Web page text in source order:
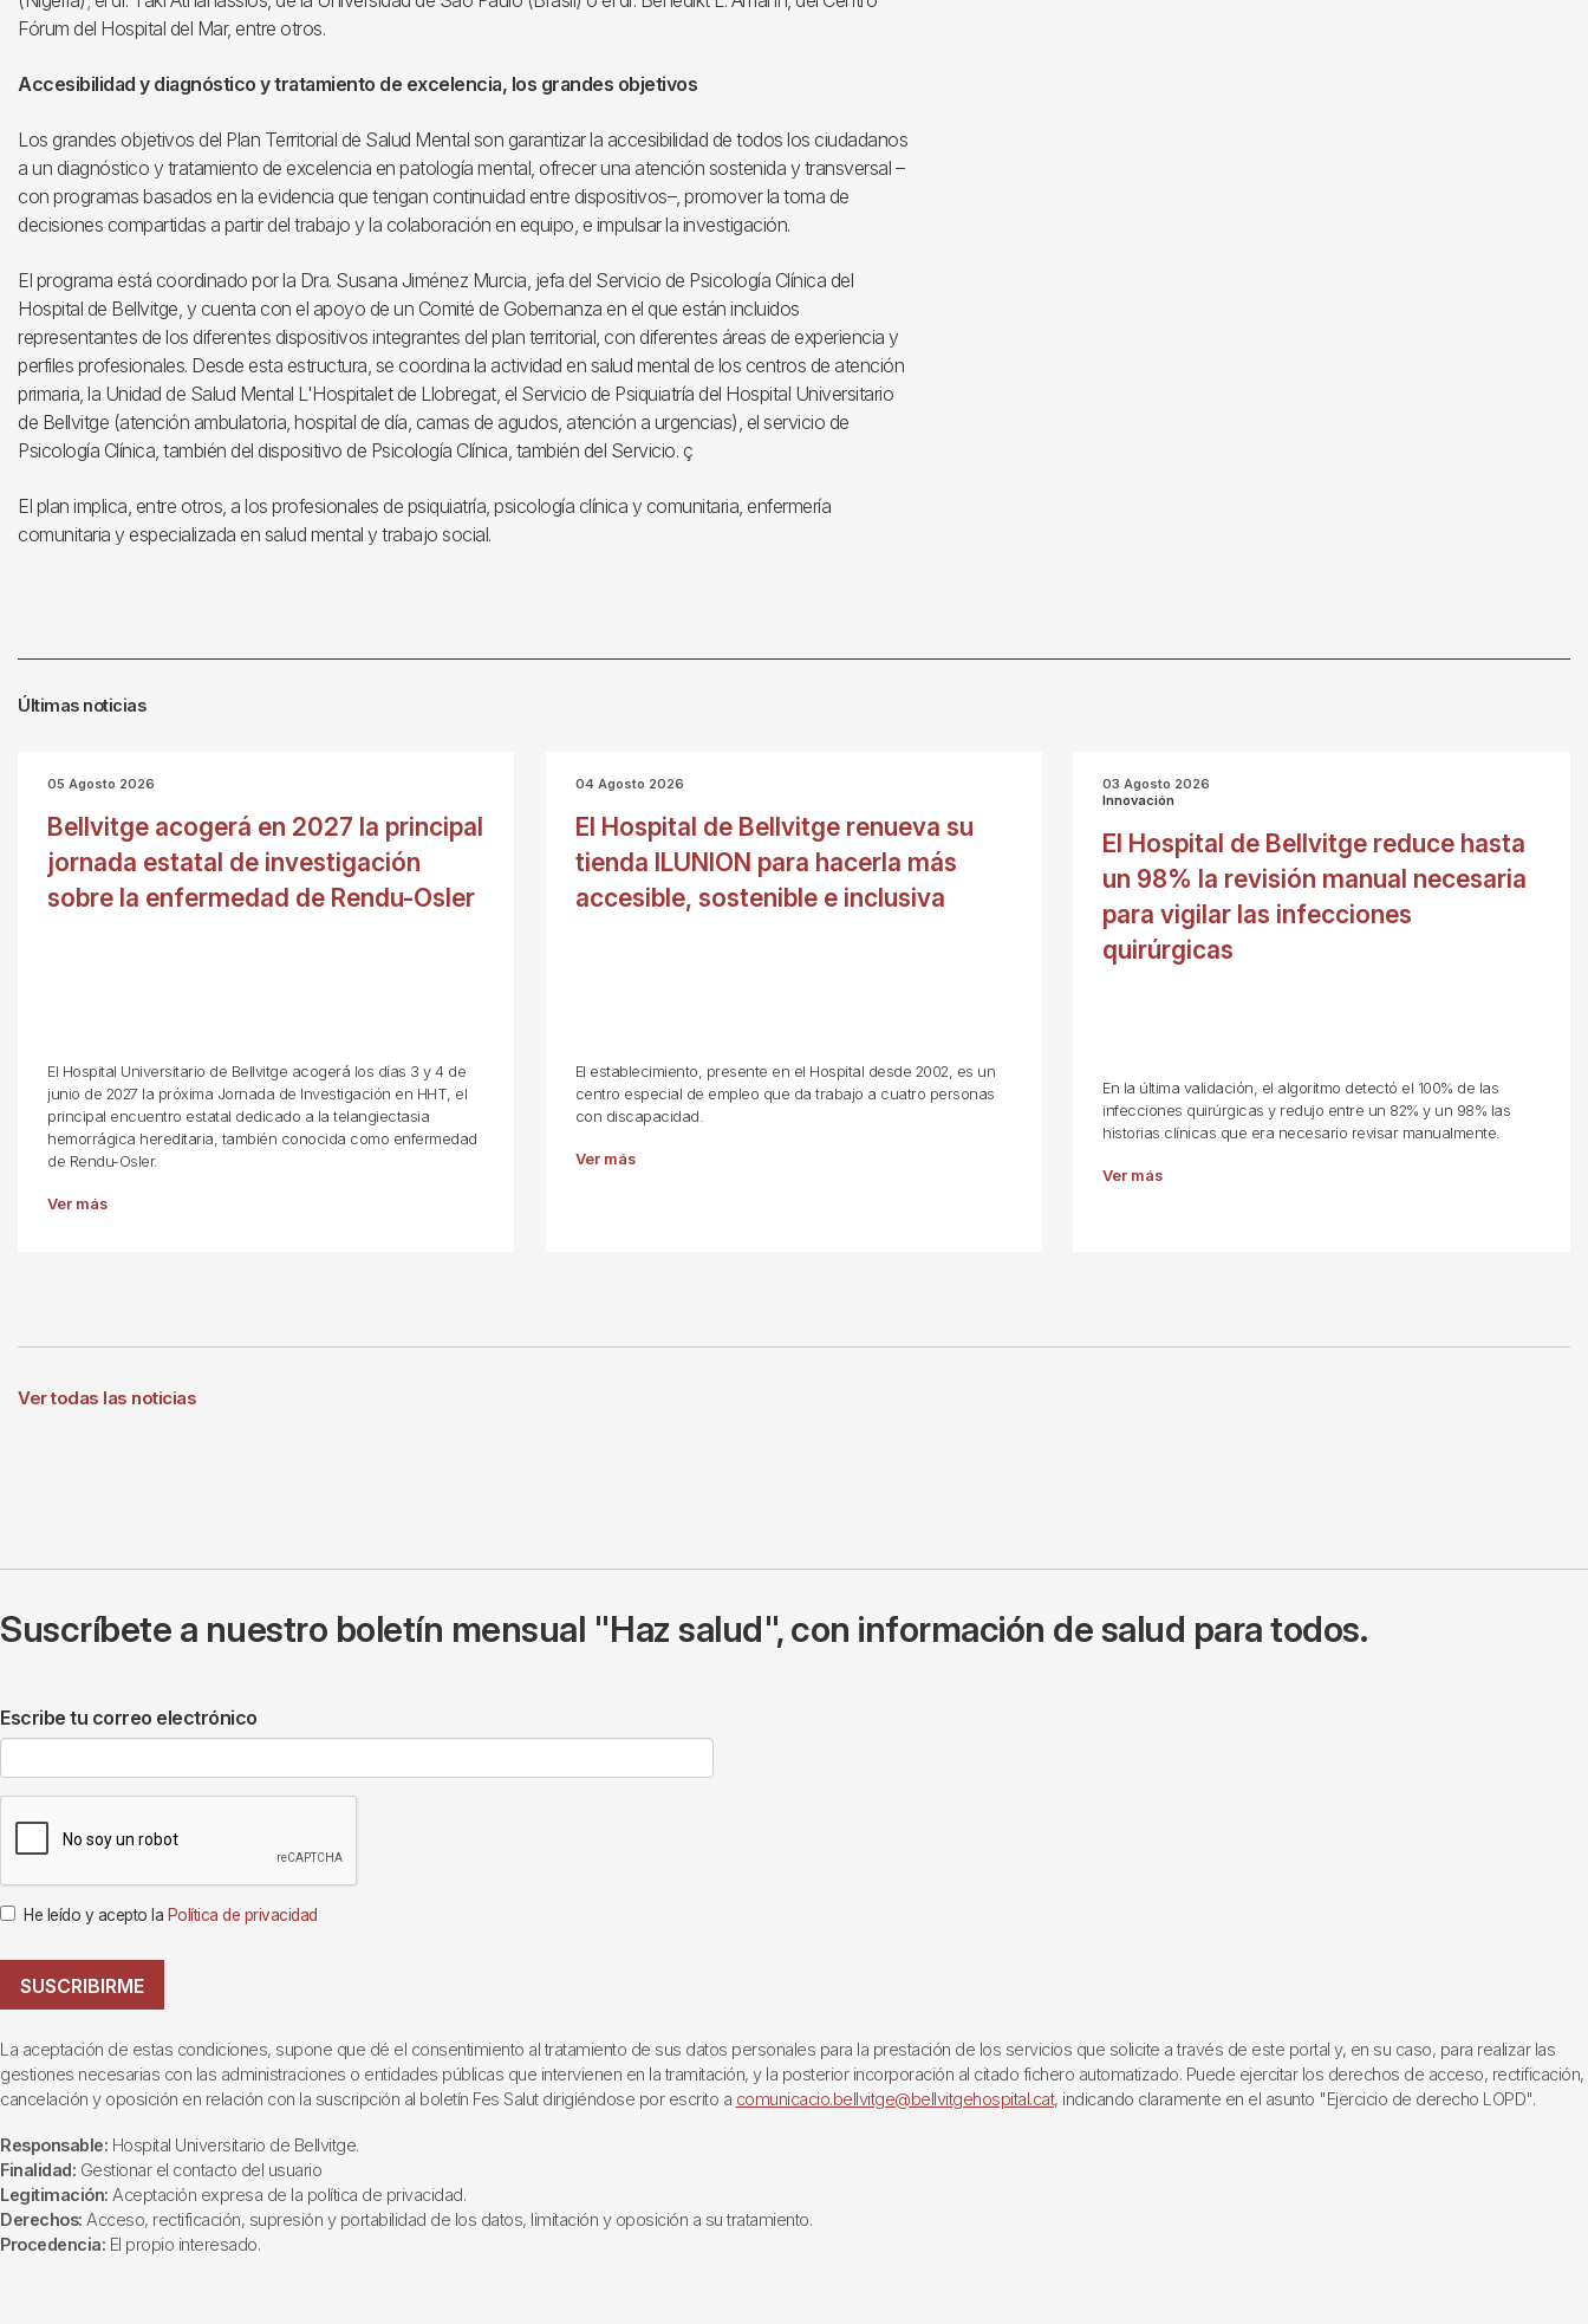
Fórum del Hospital del Mar, entre otros.
Accesibilidad y diagnóstico y tratamiento de excelencia, los grandes objetivos
Los grandes objetivos del Plan Territorial de Salud Mental son garantizar la accesibilidad de todos los ciudadanos
a un diagnóstico y tratamiento de excelencia en patología mental, ofrecer una atención sostenida y transversal –
con programas basados en la evidencia que tengan continuidad entre dispositivos–, promover la toma de
decisiones compartidas a partir del trabajo y la colaboración en equipo, e impulsar la investigación.
El programa está coordinado por la Dra. Susana Jiménez Murcia, jefa del Servicio de Psicología Clínica del
Hospital de Bellvitge, y cuenta con el apoyo de un Comité de Gobernanza en el que están incluidos
representantes de los diferentes dispositivos integrantes del plan territorial, con diferentes áreas de experiencia y
perfiles profesionales. Desde esta estructura, se coordina la actividad en salud mental de los centros de atención
primaria, la Unidad de Salud Mental L'Hospitalet de Llobregat, el Servicio de Psiquiatría del Hospital Universitario
de Bellvitge (atención ambulatoria, hospital de día, camas de agudos, atención a urgencias), el servicio de
Psicología Clínica, también del dispositivo de Psicología Clínica, también del Servicio. ç
El plan implica, entre otros, a los profesionales de psiquiatría, psicología clínica y comunitaria, enfermería
comunitaria y especializada en salud mental y trabajo social.
Últimas noticias
05 Agosto 2026
Bellvitge acogerá en 2027 la principal
jornada estatal de investigación
sobre la enfermedad de Rendu-Osler
El Hospital Universitario de Bellvitge acogerá los días 3 y 4 de
junio de 2027 la próxima Jornada de Investigación en HHT, el
principal encuentro estatal dedicado a la telangiectasia
hemorrágica hereditaria, también conocida como enfermedad
de Rendu-Osler.
Ver más
04 Agosto 2026
El Hospital de Bellvitge renueva su
tienda ILUNION para hacerla más
accesible, sostenible e inclusiva
El establecimiento, presente en el Hospital desde 2002, es un
centro especial de empleo que da trabajo a cuatro personas
con discapacidad.
Ver más
03 Agosto 2026
Innovación
El Hospital de Bellvitge reduce hasta
un 98% la revisión manual necesaria
para vigilar las infecciones
quirúrgicas
En la última validación, el algoritmo detectó el 100% de las
infecciones quirúrgicas y redujo entre un 82% y un 98% las
historias clínicas que era necesario revisar manualmente.
Ver más
Ver todas las noticias
Suscríbete a nuestro boletín mensual "Haz salud", con información de salud para todos.
Escribe tu correo electrónico
He leído y acepto la Política de privacidad
SUSCRIBIRME
La aceptación de estas condiciones, supone que dé el consentimiento al tratamiento de sus datos personales para la prestación de los servicios que solicite a través de este portal y, en su caso, para realizar las
gestiones necesarias con las administraciones o entidades públicas que intervienen en la tramitación, y la posterior incorporación al citado fichero automatizado. Puede ejercitar los derechos de acceso, rectificación,
cancelación y oposición en relación con la suscripción al boletín Fes Salut dirigiéndose por escrito a comunicacio.bellvitge@bellvitgehospital.cat, indicando claramente en el asunto "Ejercicio de derecho LOPD".
Responsable: Hospital Universitario de Bellvitge.
Finalidad: Gestionar el contacto del usuario
Legitimación: Aceptación expresa de la política de privacidad.
Derechos: Acceso, rectificación, supresión y portabilidad de los datos, limitación y oposición a su tratamiento.
Procedencia: El propio interesado.